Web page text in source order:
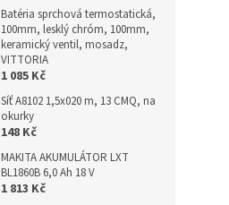
Batéria sprchová termostatická,
100mm, lesklý chróm, 100mm,
keramický ventil, mosadz,
VITTORIA
1 085 Kč
Síť A8102 1,5x020 m, 13 CMQ, na
okurky
148 Kč
MAKITA AKUMULÁTOR LXT
BL1860B 6,0 Ah 18 V
1 813 Kč